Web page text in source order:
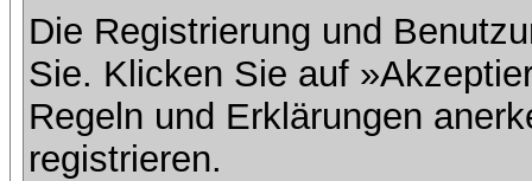
Die Registrierung und
Sie. Klicken Sie auf
Regeln und Erklärungen
registrieren.